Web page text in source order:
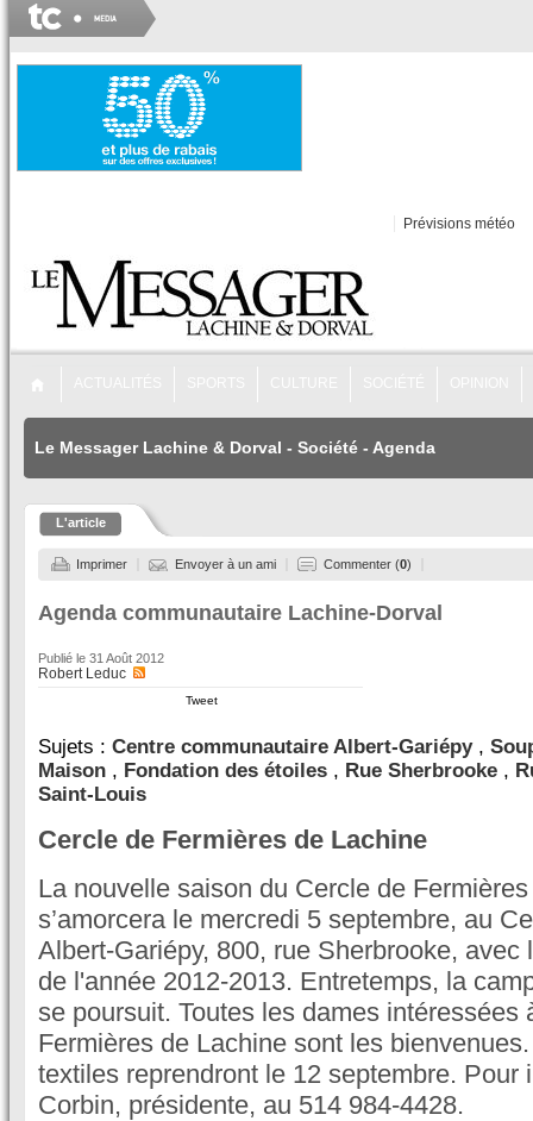
Prévisions météo
Le Messager Lachine & Dorval - Société - Agenda
L'article
Imprimer Envoyer à un ami Commenter (0)
Agenda communautaire Lachine-Dorval
Publié le 31 Août 2012
Robert Leduc
Tweet
Sujets : Centre communautaire Albert-Gariépy,
Maison , Fondation des étoiles , Rue Sherbrooke ,
Saint-Louis
Cercle de Fermières de Lachine
La nouvelle saison du Cercle de
s’amorcera le mercredi 5 septembre, au
Albert-Gariépy, 800, rue Sherbrooke, avec
de l'année 2012-2013. Entretemps, la
se poursuit. Toutes les dames intéressées
Fermières de Lachine sont les
textiles reprendront le 12 septembre. Pour
Corbin, présidente, au 514 984-4428.